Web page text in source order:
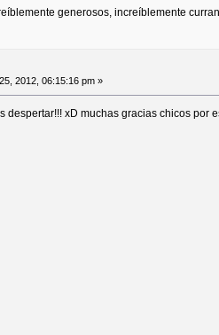
generosos, increíblemente
2012, 06:15:16 pm »
despertar!!! xD muchas gracias chicos